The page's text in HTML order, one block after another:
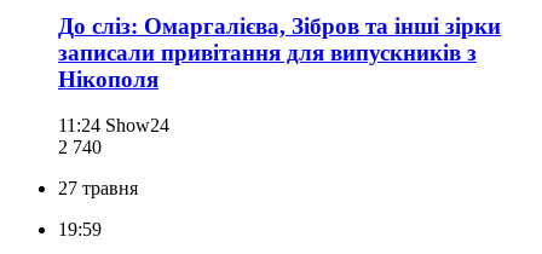
До сліз: Омаргалієва, Зібров та інші зірки
записали привітання для випускників з
Нікополя
11:24 Show24
2 740
27 травня
19:59